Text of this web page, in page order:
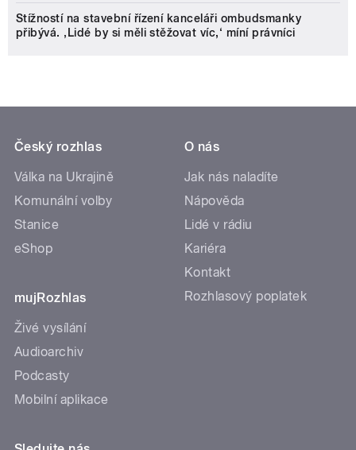
Stížností na stavební řízení kanceláři ombudsmanky
přibývá. ‚Lidé by si měli stěžovat víc,‘ míní právníci
Český rozhlas
Válka na Ukrajině
Komunální volby
Stanice
eShop
mujRozhlas
Živé vysílání
Audioarchiv
Podcasty
Mobilní aplikace
O nás
Jak nás naladíte
Nápověda
Lidé v rádiu
Kariéra
Kontakt
Rozhlasový poplatek